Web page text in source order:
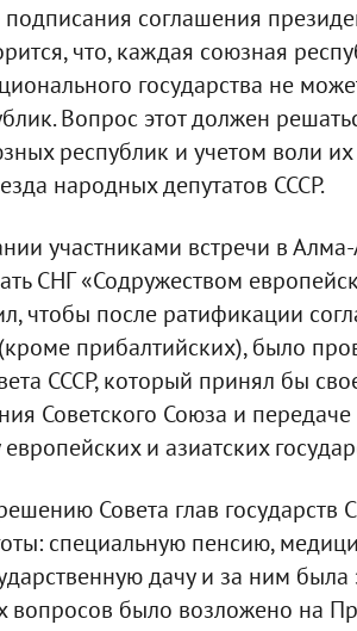
соглашения
что, каждая союзная
государства не
Вопрос этот должен
республик и учетом воли
народных депутатов СССР.
участниками встречи в
СНГ «Содружеством
чтобы после ратификации
прибалтийских), было
СССР, который принял бы
Советского Союза и
и азиатских
Совета глав государств
специальную пенсию,
дачу и за ним
вопросов было возложено на